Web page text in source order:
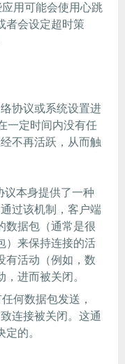
用可能会使用心跳
者会设定超时策
协议或系统设置进
一定时间内没有任
不再活跃，从而触
议本身提供了一种
过该机制，客户端
数据包（通常是很
来保持连接的活
有活动（例如，数
进而被关闭。
何数据包发送，
连接被关闭。这通
的。